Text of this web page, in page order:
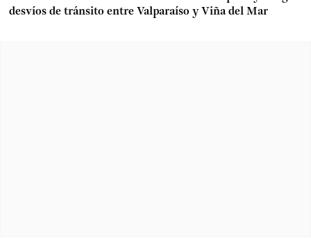
desvíos de tránsito entre Valparaíso y Viña del Mar